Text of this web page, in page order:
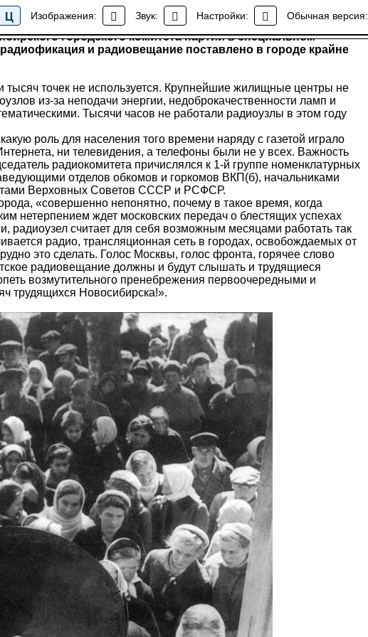
Ц Изображения: Звук: Настройки: Обычная версия:
Все факты
крайне неудовлетворительно»
городского комитета партии в специальном
и радиовещание поставлено в городе крайне
тысяч точек не используется. Крупнейшие жилищные центры не
из-за неподачи энергии, недоброкачественности ламп и
Тысячи часов не работали радиоузлы в этом году
роль для населения того времени наряду с газетой играло
ни телевидения, а телефоны были не у всех. Важность
радиокомитета причислялся к 1-й группе номенклатурных
отделов обкомов и горкомов ВКП(б), начальниками
Верховных Советов СССР и РСФСР.
«совершенно непонятно, почему в такое время, когда
нетерпением ждет московских передач о блестящих успехах
радиоузел считает для себя возможным месяцами работать так
радио, трансляционная сеть в городах, освобождаемых от
это сделать. Голос Москвы, голос фронта, горячее слово
радиовещание должны и будут слышать и трудящиеся
возмутительного пренебрежения первоочередными и
трудящихся Новосибирска!».